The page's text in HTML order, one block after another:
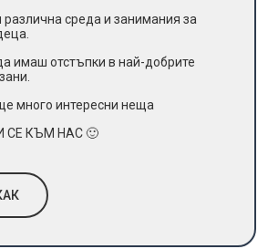
среда и занимания за
имаш отстъпки в най-добрите
много интересни неща
СЕ КЪМ НАС 🙂